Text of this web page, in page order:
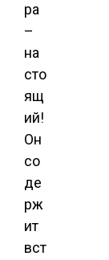
ра
–
на
сто
ящ
ий!
Он
со
де
рж
ит
вст